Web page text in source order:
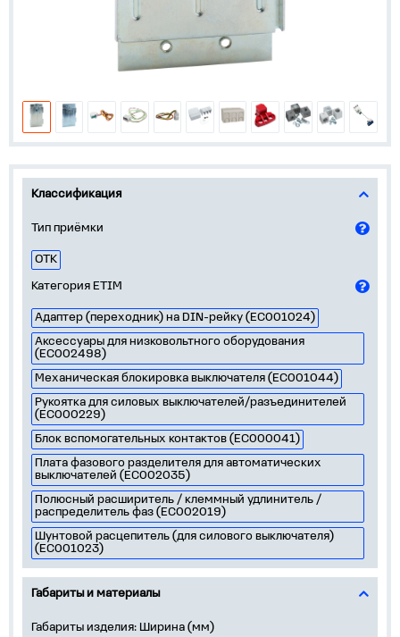
Классификация
Тип приёмки
ОТК
Категория ETIM
Адаптер (переходник) на DIN-рейку (EC001024)
Аксессуары для низковольтного оборудования
(EC002498)
Механическая блокировка выключателя (EC001044)
Рукоятка для силовых выключателей/разъединителей
(EC000229)
Блок вспомогательных контактов (EC000041)
Плата фазового разделителя для автоматических
выключателей (EC002035)
Полюсный расширитель / клеммный удлинитель /
распределитель фаз (EC002019)
Шунтовой расцепитель (для силового выключателя)
(EC001023)
Габариты и материалы
Габариты изделия: Ширина (мм)